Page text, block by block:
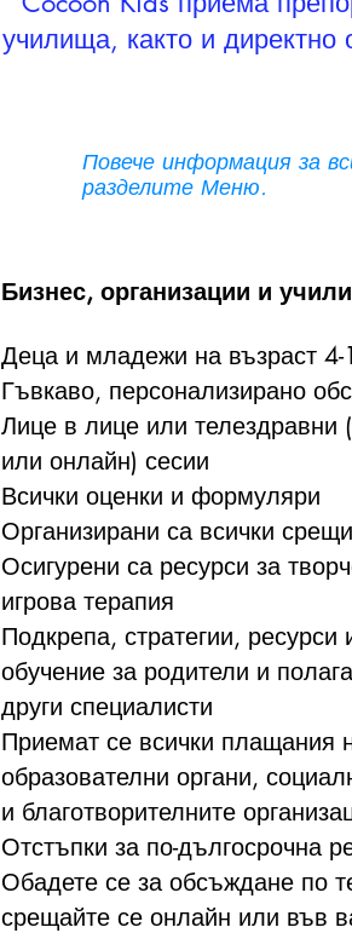
училища, както и директно
Повече информация за
разделите Меню.
Бизнес, организации и
Деца и младежи на възраст 4-
Гъвкаво, персонализирано
Лице в лице или телездравни
или онлайн) сесии
Всички оценки и формуляри
Организирани са всички срещи
Осигурени са ресурси за
игрова терапия
Подкрепа, стратегии, ресурси
обучение за родители и
други специалисти
Приемат се всички плащания
образователни органи,
и благотворителните
Отстъпки за по-дългосрочна
Обадете се за обсъждане по
срещайте се онлайн или във